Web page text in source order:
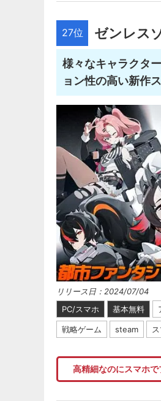
27位 ゼンレス
様々なキャラクタ
ョン性の高い新作
リリース日：2024/07/04
PC/スマホ
基本無料
戦略ゲーム steam
高精細なのにスマホで